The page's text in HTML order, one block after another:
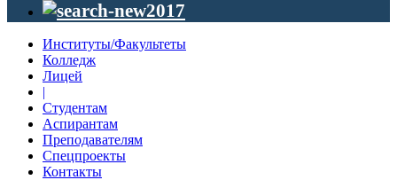
Институты/Факультеты
Колледж
Лицей
|
Студентам
Аспирантам
Преподавателям
Спецпроекты
Контакты